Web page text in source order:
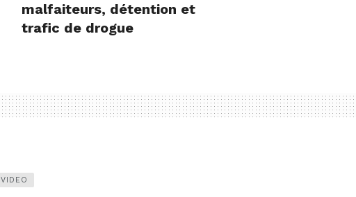
malfaiteurs, détention et
trafic de drogue
VIDEO